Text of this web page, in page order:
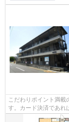
こだわりポイント満
す。カード決済であれ
駅が二つあり、交通の